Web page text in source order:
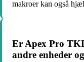
makroer kan også
Er Apex Pro
andre enheder